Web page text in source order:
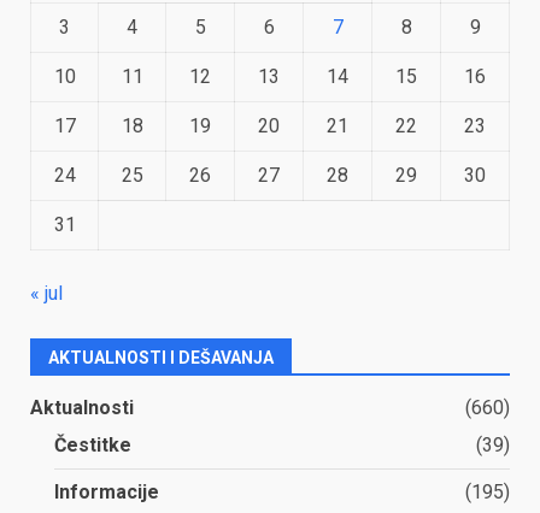
3 4 5 6 7 8 9
10 11 12 13 14 15 16
17 18 19 20 21 22 23
24 25 26 27 28 29 30
31
« jul
AKTUALNOSTI I DEŠAVANJA
Aktualnosti
(660)
Čestitke
(39)
Informacije (195)